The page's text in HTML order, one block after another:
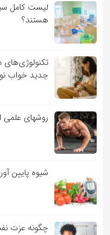
لیست کامل
هستند؟
تکنولوژی‌های
جدید خواب
روشهای
شیوه پایین
چگونه عزت